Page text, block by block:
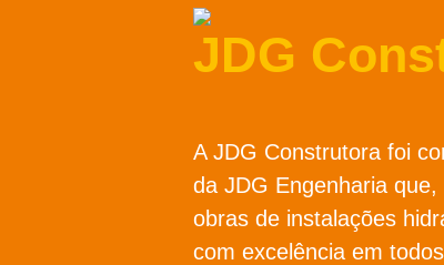
JDG
A JDG Construtora foi
da JDG Engenharia
obras de instalações
com excelência em